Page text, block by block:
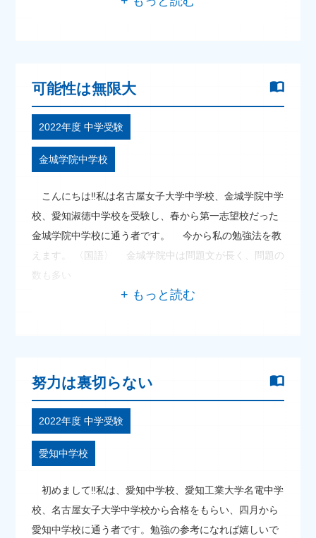
可能性は無限大
2022年度 中学受験
金城学院中学校
こんにちは‼私は名古屋女子大学中学校、金城学院中学
校、愛知淑徳中学校を受験し、春から第一志望校だった
金城学院中学校に通う者です。 今から私の勉強法を教
えます。 〈国語〉 金城学院中は問題文が長く、問題の
数も多い
努力は裏切らない
2022年度 中学受験
愛知中学校
初めまして‼私は、愛知中学校、愛知工業大学名電中学
校、名古屋女子大学中学校から合格をもらい、四月から
愛知中学校に通う者です。勉強の参考になれば嬉しいで